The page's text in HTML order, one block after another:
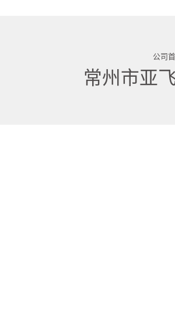
公司
常州市亚